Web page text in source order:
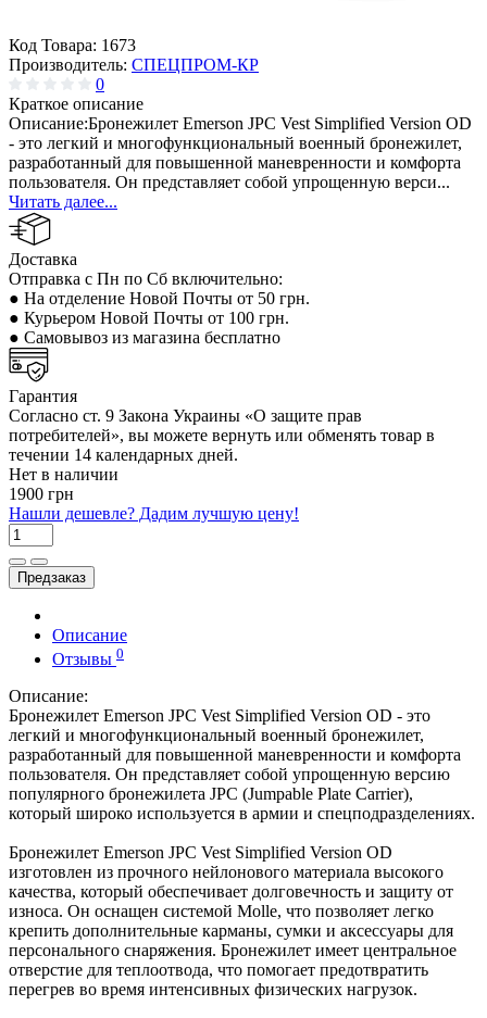
Код Товара: 1673
Производитель: СПЕЦПРОМ-КР
0
Краткое описание
Описание:Бронежилет Emerson JPC Vest Simplified Version OD
- это легкий и многофункциональный военный бронежилет,
разработанный для повышенной маневренности и комфорта
пользователя. Он представляет собой упрощенную верси...
Читать далее...
Доставка
Отправка с Пн по Сб включительно:
● На отделение Новой Почты от 50 грн.
● Курьером Новой Почты от 100 грн.
● Самовывоз из магазина бесплатно
Гарантия
Согласно ст. 9 Закона Украины «О защите прав
потребителей», вы можете вернуть или обменять товар в
течении 14 календарных дней.
Нет в наличии
1900 грн
Нашли дешевле? Дадим лучшую цену!
Предзаказ
Описание
Отзывы 0
Описание:
Бронежилет Emerson JPC Vest Simplified Version OD - это
легкий и многофункциональный военный бронежилет,
разработанный для повышенной маневренности и комфорта
пользователя. Он представляет собой упрощенную версию
популярного бронежилета JPC (Jumpable Plate Carrier),
который широко используется в армии и спецподразделениях.
Бронежилет Emerson JPC Vest Simplified Version OD
изготовлен из прочного нейлонового материала высокого
качества, который обеспечивает долговечность и защиту от
износа. Он оснащен системой Molle, что позволяет легко
крепить дополнительные карманы, сумки и аксессуары для
персонального снаряжения. Бронежилет имеет центральное
отверстие для теплоотвода, что помогает предотвратить
перегрев во время интенсивных физических нагрузок.